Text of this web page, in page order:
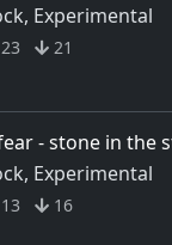
Experimental
21
- stone in the
Experimental
16